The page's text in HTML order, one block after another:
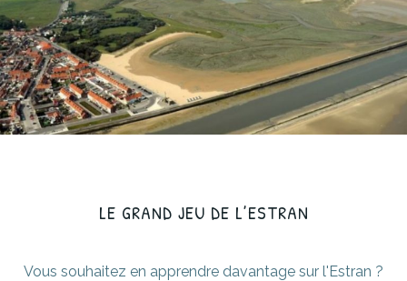
LE GRAND JEU DE L’ESTRAN
Vous souhaitez en apprendre davantage sur l'Estran ?